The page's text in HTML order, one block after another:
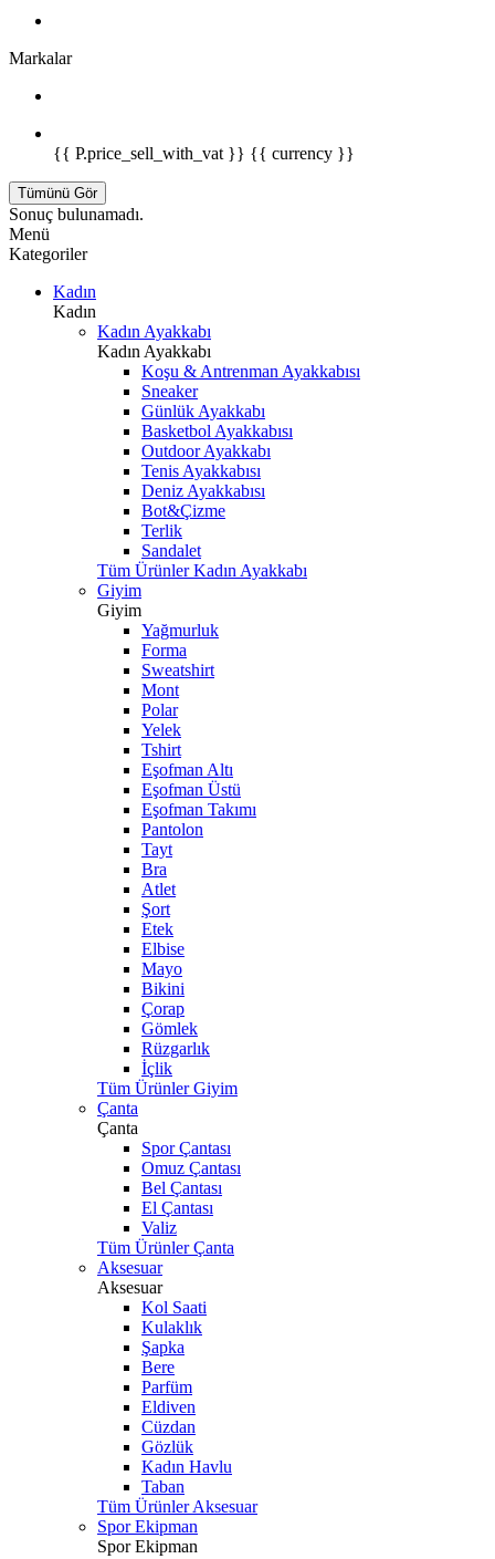
Markalar
{{ P.price_sell_with_vat }} {{ currency }}
Tümünü Gör
Sonuç bulunamadı.
Menü
Kategoriler
Kadın
Kadın
Kadın Ayakkabı
Kadın Ayakkabı
Koşu & Antrenman Ayakkabısı
Sneaker
Günlük Ayakkabı
Basketbol Ayakkabısı
Outdoor Ayakkabı
Tenis Ayakkabısı
Deniz Ayakkabısı
Bot&Çizme
Terlik
Sandalet
Tüm Ürünler Kadın Ayakkabı
Giyim
Giyim
Yağmurluk
Forma
Sweatshirt
Mont
Polar
Yelek
Tshirt
Eşofman Altı
Eşofman Üstü
Eşofman Takımı
Pantolon
Tayt
Bra
Atlet
Şort
Etek
Elbise
Mayo
Bikini
Çorap
Gömlek
Rüzgarlık
İçlik
Tüm Ürünler Giyim
Çanta
Çanta
Spor Çantası
Omuz Çantası
Bel Çantası
El Çantası
Valiz
Tüm Ürünler Çanta
Aksesuar
Aksesuar
Kol Saati
Kulaklık
Şapka
Bere
Parfüm
Eldiven
Cüzdan
Gözlük
Kadın Havlu
Taban
Tüm Ürünler Aksesuar
Spor Ekipman
Spor Ekipman